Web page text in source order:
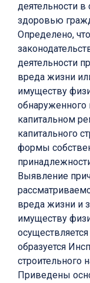
деятельности
здоровью
Определено,
деятельности
вреда жизни
имуществу
обнаруженного
капитальном
капитального
формы
Выявление
вреда жизни и
имуществу
образуется
строительного
Приведены